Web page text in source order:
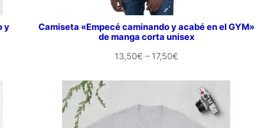
y
Camiseta «Empecé caminando y acabé en el GYM»
de manga corta unisex
13,50€ – 17,50€Rango
precios:
desde
13,50€